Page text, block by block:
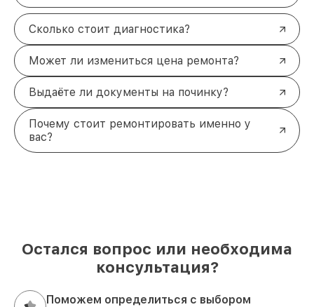
Сколько стоит диагностика?
Может ли измениться цена ремонта?
Выдаёте ли документы на починку?
Почему стоит ремонтировать именно у
вас?
Остался вопрос или необходима
консультация?
Поможем определиться с выбором